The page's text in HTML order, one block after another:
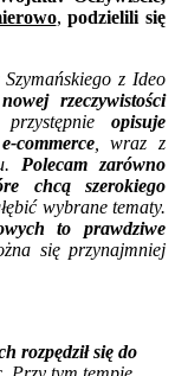
,podzielili się
z Ideo
rzeczywistości
opisuje
commerce, wraz z
Polecam zarówno
chcą szerokiego
wybrane tematy.
to prawdziwe
się przynajmniej
rozpędził się do